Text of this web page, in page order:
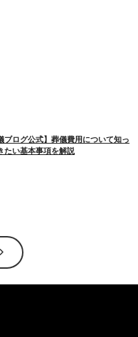
ブログ公式】葬儀費用について知っ
たい基本事項を解説